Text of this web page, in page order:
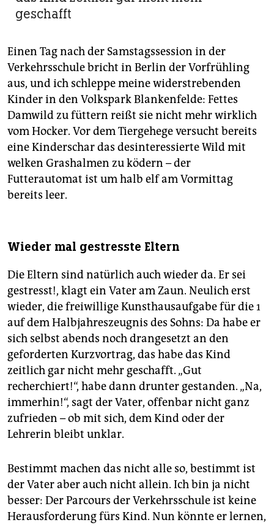
geschafft
Einen Tag nach der Samstagssession in der
Verkehrsschule bricht in Berlin der Vorfrühling
aus, und ich schleppe meine widerstrebenden
Kinder in den Volkspark Blankenfelde: Fettes
Damwild zu füttern reißt sie nicht mehr wirklich
vom Hocker. Vor dem Tiergehege versucht bereits
eine Kinderschar das desinteressierte Wild mit
welken Grashalmen zu ködern – der
Futterautomat ist um halb elf am Vormittag
bereits leer.
Wieder mal gestresste Eltern
Die Eltern sind natürlich auch wieder da. Er sei
gestresst!, klagt ein Vater am Zaun. Neulich erst
wieder, die freiwillige Kunsthausaufgabe für die 1
auf dem Halbjahreszeugnis des Sohns: Da habe er
sich selbst abends noch drangesetzt an den
geforderten Kurzvortrag, das habe das Kind
zeitlich gar nicht mehr geschafft. „Gut
recherchiert!“, habe dann drunter gestanden. „Na,
immerhin!“, sagt der Vater, offenbar nicht ganz
zufrieden – ob mit sich, dem Kind oder der
Lehrerin bleibt unklar.
Bestimmt machen das nicht alle so, bestimmt ist
der Vater aber auch nicht allein. Ich bin ja nicht
besser: Der Parcours der Verkehrsschule ist keine
Herausforderung fürs Kind. Nun könnte er lernen,